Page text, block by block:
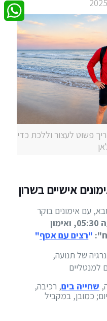
פשוט לעצור וללכת כדי
אישיים בשרון
עם אימונים בוקר
שני ורביעי בשעה 05:30, ואימון
"רצים עם אסף"
של תנועה,
למנטליים
שחייה בים, רכיבה,
כמובן, במקביל
Email